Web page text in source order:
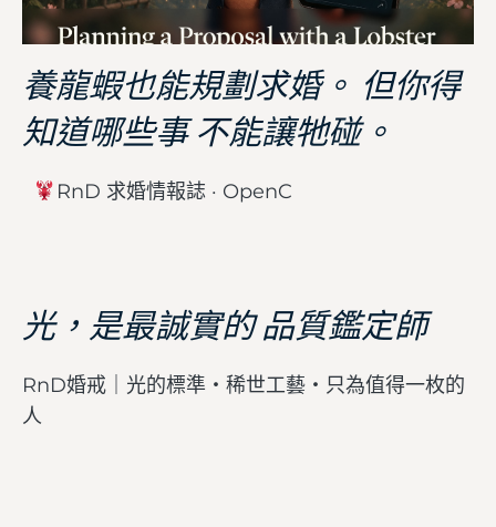
養龍蝦也能規劃求婚。 但你得
知道哪些事 不能讓牠碰。
RnD 求婚情報誌 · OpenC
光，是最誠實的 品質鑑定師
RnD婚戒｜光的標準・稀世工藝・只為值得一枚的
人